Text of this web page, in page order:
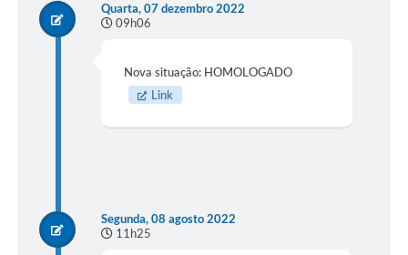
Quarta, 07 dezembro 2022
09h06
Nova situação: HOMOLOGADO
Link
Segunda, 08 agosto 2022
11h25